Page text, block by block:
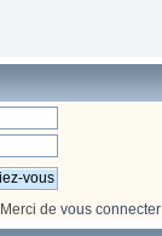
. Merci de vous connecter